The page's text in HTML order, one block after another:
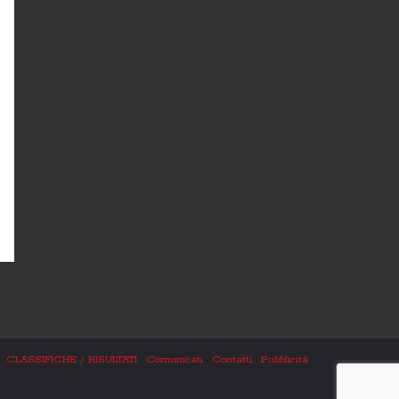
CLASSIFICHE / RISULTATI Comunicati Contatti Pubblicità